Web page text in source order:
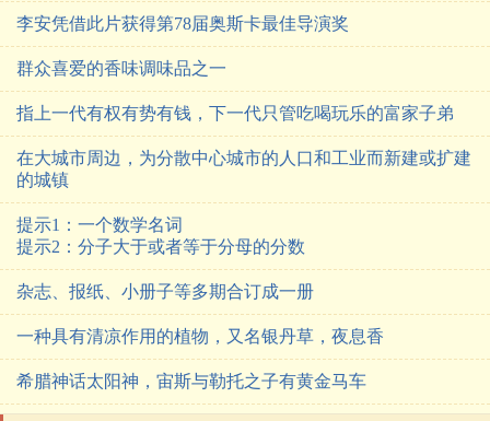
李安凭借此片获得第78届奥斯卡最佳导演奖
群众喜爱的香味调味品之一
指上一代有权有势有钱，下一代只管吃喝玩乐的富家子弟
在大城市周边，为分散中心城市的人口和工业而新建或扩建
的城镇
提示1：一个数学名词
提示2：分子大于或者等于分母的分数
杂志、报纸、小册子等多期合订成一册
一种具有清凉作用的植物，又名银丹草，夜息香
希腊神话太阳神，宙斯与勒托之子有黄金马车